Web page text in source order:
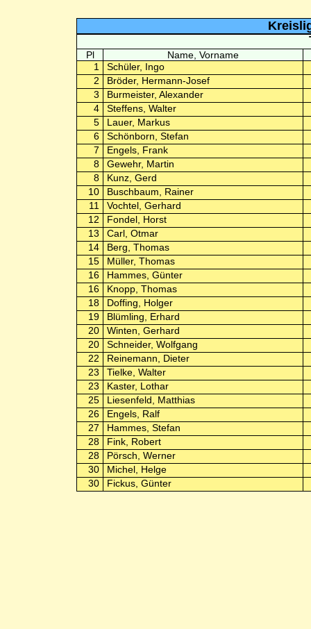
Pl Name, Vorname
1
Schüler, Ingo
2
Bröder, Hermann-Josef
3
Burmeister, Alexander
4
Steffens, Walter
5
Lauer, Markus
6
Schönborn, Stefan
7
Engels, Frank
8
Gewehr, Martin
8
Kunz, Gerd
10
Buschbaum, Rainer
11
Vochtel, Gerhard
12
Fondel, Horst
13
Carl, Otmar
14
Berg, Thomas
15
Müller, Thomas
16
Hammes, Günter
16
Knopp, Thomas
18
Doffing, Holger
19
Blümling, Erhard
20
Winten, Gerhard
20
Schneider, Wolfgang
22
Reinemann, Dieter
23
Tielke, Walter
23
Kaster, Lothar
25
Liesenfeld, Matthias
26
Engels, Ralf
27
Hammes, Stefan
28
Fink, Robert
28
Pörsch, Werner
30
Michel, Helge
30
Fickus, Günter